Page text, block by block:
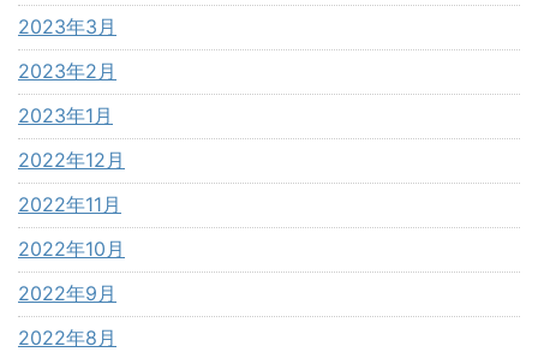
2023年3月
2023年2月
2023年1月
2022年12月
2022年11月
2022年10月
2022年9月
2022年8月